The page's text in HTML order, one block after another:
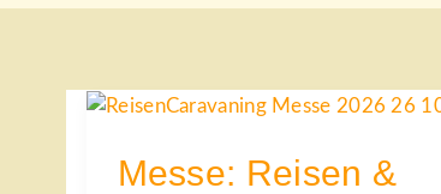
Messe: Reisen &
MESSE:
REISEN
2026